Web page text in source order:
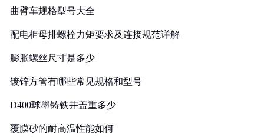
曲臂车规格型号大全
配电柜母排螺栓力矩要求及连接规范详解
膨胀螺丝尺寸是多少
镀锌方管有哪些常见规格和型号
D400球墨铸铁井盖重多少
覆膜砂的耐高温性能如何